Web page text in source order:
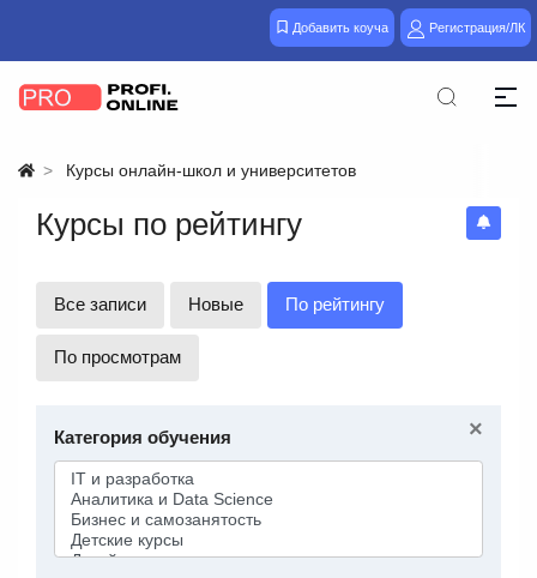
Добавить коуча Регистрация/ЛК
Курсы онлайн-школ и университетов
Курсы по рейтингу
Все записи Новые По рейтингу
По просмотрам
×
Категория обучения